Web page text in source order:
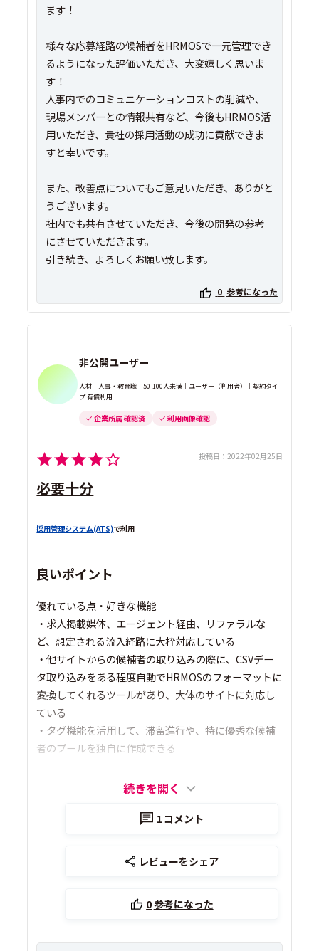
ます！
様々な応募経路の候補者をHRMOSで一元管理でき
るようになった評価いただき、大変嬉しく思いま
す！
人事内でのコミュニケーションコストの削減や、
現場メンバーとの情報共有など、今後もHRMOS活
用いただき、貴社の採用活動の成功に貢献できま
すと幸いです。
また、改善点についてもご意見いただき、ありがと
うございます。
社内でも共有させていただき、今後の開発の参考
にさせていただきます。
引き続き、よろしくお願い致します。
0 参考になった
非公開ユーザー
人材｜人事・教育職｜50-100人未満｜ユーザー（利用者）｜契約タイ
プ 有償利用
企業所属 確認済 利用画像確認
投稿日： 2022年02月25日
必要十分
採用管理システム(ATS)で利用
良いポイント
優れている点・好きな機能
・求人掲載媒体、エージェント経由、リファラルな
ど、想定される流入経路に大枠対応している
・他サイトからの候補者の取り込みの際に、CSVデー
タ取り込みをある程度自動でHRMOSのフォーマットに
変換してくれるツールがあり、大体のサイトに対応し
ている
・タグ機能を活用して、滞留進行や、特に優秀な候補
者のプールを独自に作成できる
続きを開く
1 コメント
レビューをシェア
0参考になった